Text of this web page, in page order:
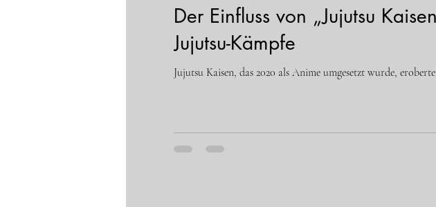
Der Einfluss von „Jujutsu
Jujutsu-Kämpfe
Jujutsu Kaisen, das 2020 als Anime umgesetzt wurde,